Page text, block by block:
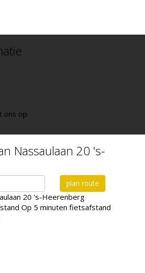
ons op
Nassaulaan 20 's-
plan route
20 's-Heerenberg
Op 5 minuten fietsafstand